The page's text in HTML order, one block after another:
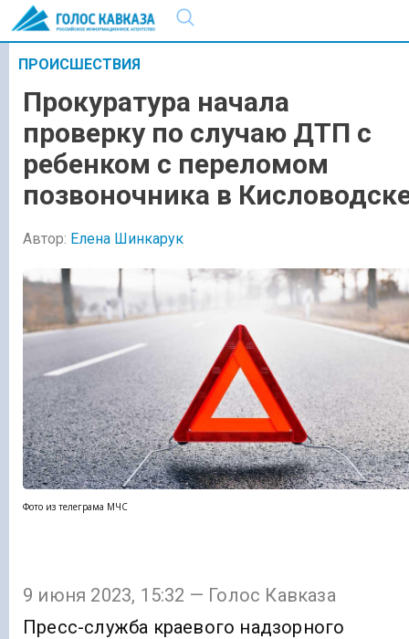
ПРОИСШЕСТВИЯ
Прокуратура начала
проверку по случаю ДТП с
ребенком с переломом
позвоночника в
Автор: Елена Шинкарук
Фото из телеграма МЧС
9 июня 2023, 15:32 — Голос Кавказа
Пресс-служба краевого надзорного